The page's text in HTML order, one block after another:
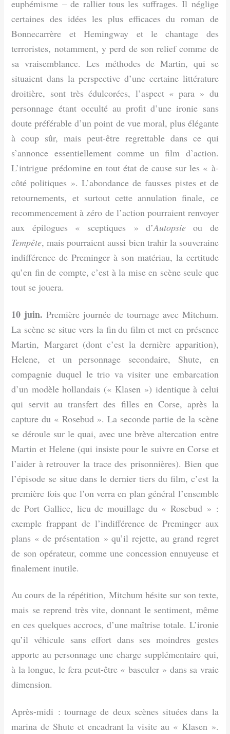
euphémisme – de rallier tous les suffrages. Il néglige
certaines des idées les plus efficaces du roman de
Bonnecarrère et Hemingway et le chantage des
terroristes, notamment, y perd de son relief comme de
sa vraisemblance. Les méthodes de Martin, qui se
situaient dans la perspective d’une certaine littérature
droitière, sont très édulcorées, l’aspect « para » du
personnage étant occulté au profit d’une ironie sans
doute préférable d’un point de vue moral, plus élégante
à coup sûr, mais peut-être regrettable dans ce qui
s’annonce essentiellement comme un film d’action.
L’intrigue prédomine en tout état de cause sur les « à-
côté politiques ». L’abondance de fausses pistes et de
retournements, et surtout cette annulation finale, ce
recommencement à zéro de l’action pourraient renvoyer
aux épilogues « sceptiques » d’Autopsieou de
Tempête, mais pourraient aussi bien trahir la souveraine
indifférence de Preminger à son matériau, la certitude
qu’en fin de compte, c’est à la mise en scène seule que
tout se jouera.
10 juin.Première journée de tournage avec Mitchum.
La scène se situe vers la findu film et met en présence
Martin, Margaret (dont c’est la dernière apparition),
Helene, et un personnage secondaire, Shute, en
compagnie duquel le trio va visiter une embarcation
d’un modèle hollandais (« Klasen ») identique à celui
qui servit au transfert des filles en Corse, après la
capture du « Rosebud ». La seconde partie de la scène
se déroule sur le quai, avec une brève altercation entre
Martin et Helene (qui insiste pour le suivre en Corse et
l’aider à retrouver la trace des prisonnières). Bien que
l’épisode se situe dans le dernier tiers du film, c’est la
première fois que l’on verra en plan général l’ensemble
de Port Gallice, lieu de mouillage du « Rosebud » :
exemple frappant de l’indifférence de Preminger aux
plans « de présentation » qu’il rejette, au grand regret
de son opérateur, comme une concession ennuyeuse et
finalement inutile.
Au cours de la répétition, Mitchum hésite sur son texte,
mais se reprend très vite, donnant le sentiment, même
en ces quelques accrocs, d’une maîtrise totale. L’ironie
qu’il véhicule sans effort dans ses moindres gestes
apporte au personnage une charge supplémentaire qui,
à la longue, le fera peut-être « basculer » dans sa vraie
dimension.
Après-midi : tournage de deux scènes situées dans la
marina de Shute et encadrant la visite au « Klasen ».